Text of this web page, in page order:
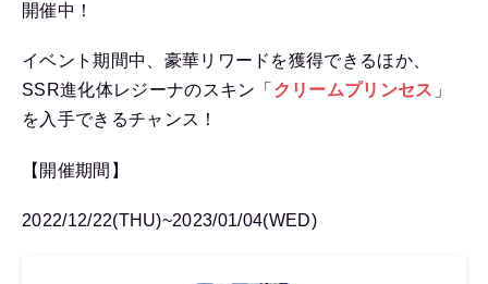
開催中！
イベント期間中、豪華リワードを獲得できるほか、
SSR進化体レジーナのスキン「 クリームプリンセス 」
を入手できるチャンス！
【開催期間】
2022/12/22(THU)~2023/01/04(WED)